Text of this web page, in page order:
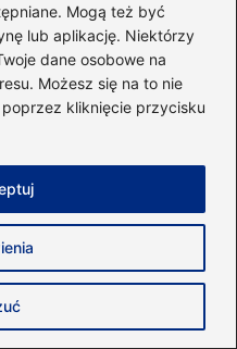
Mogą też być
lub aplikację. Niektórzy
dane osobowe na
Możesz się na to nie
kliknięcie przycisku
tej przeglądarce
komentarzy.